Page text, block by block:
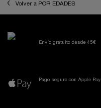
Volver a POR EDADES
Envío gratuito desde 45€
Pago seguro con Apple Pay